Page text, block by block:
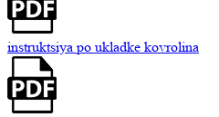
instruktsiya po ukladke kovrolina